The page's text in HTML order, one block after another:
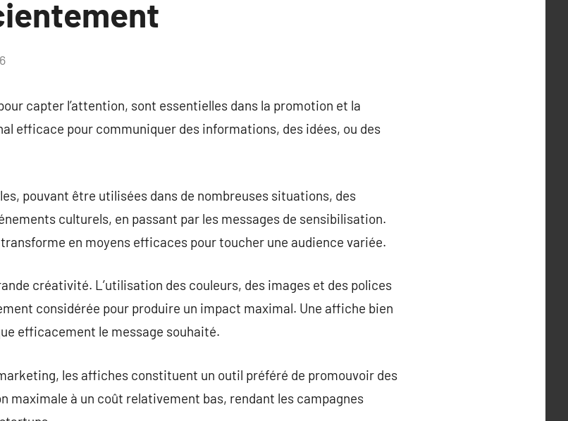
capter l’attention, sont essentielles dans la promotion et la
efficace pour communiquer des informations, des idées, ou des
pouvant être utilisées dans de nombreuses situations, des
culturels, en passant par les messages de sensibilisation.
en moyens efficaces pour toucher une audience variée.
créativité. L’utilisation des couleurs, des images et des polices
considérée pour produire un impact maximal. Une affiche bien
efficacement le message souhaité.
les affiches constituent un outil préféré de promouvoir des
maximale à un coût relativement bas, rendant les campagnes